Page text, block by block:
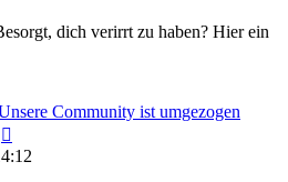
dich verirrt zu haben? Hier ein
Community ist umgezogen
Beitrag